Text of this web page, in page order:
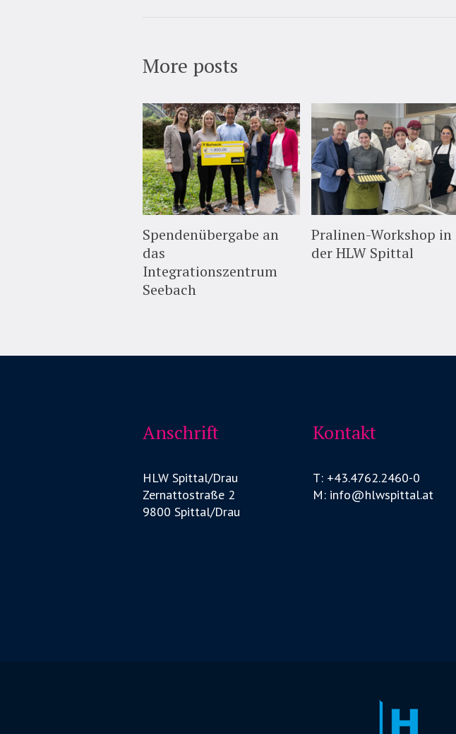
More posts
Spendenübergabe an
das
Integrationszentrum
Seebach
Pralinen-Workshop in
der HLW Spittal
Anschrift
HLW Spittal/Drau
Zernattostraße 2
9800 Spittal/Drau
Kontakt
T: +43.4762.2460-0
M: info@hlwspittal.at